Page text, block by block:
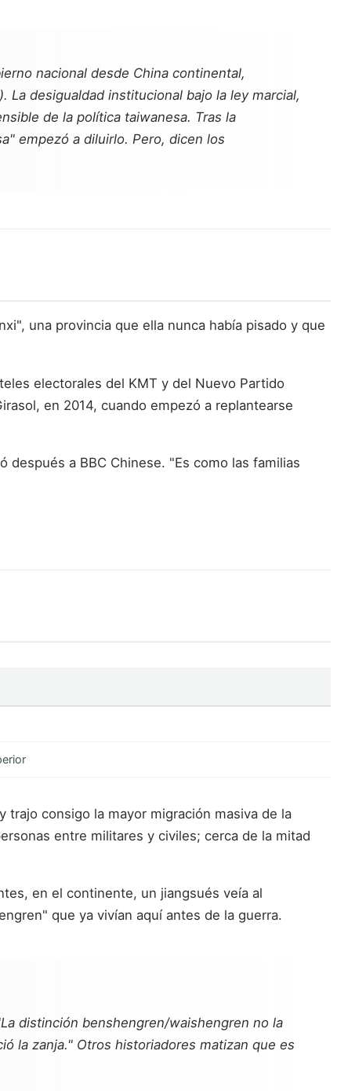
nacional desde China continental,
La desigualdad institucional bajo la ley marcial,
de la política taiwanesa. Tras la
empezó a diluirlo. Pero, dicen los
una provincia que ella nunca había pisado y que
electorales del KMT y del Nuevo Partido
en 2014, cuando empezó a replantearse
a BBC Chinese. "Es como las familias
trajo consigo la mayor migración masiva de la
entre militares y civiles; cerca de la mitad
en el continente, un jiangsués veía al
que ya vivían aquí antes de la guerra.
distinción benshengren/waishengren no la
la zanja." Otros historiadores matizan que es